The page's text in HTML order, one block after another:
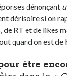
dénonçant
dérisoire si on
de RT et de likes
quand on est de
être